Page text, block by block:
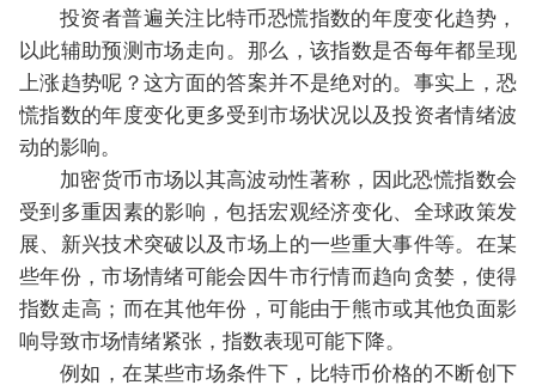
投资者普遍关注比特币恐慌指数的年度变化趋势，
以此辅助预测市场走向。那么，该指数是否每年都呈现
上涨趋势呢？这方面的答案并不是绝对的。事实上，恐
慌指数的年度变化更多受到市场状况以及投资者情绪波
动的影响。
加密货币市场以其高波动性著称，因此恐慌指数会
受到多重因素的影响，包括宏观经济变化、全球政策发
展、新兴技术突破以及市场上的一些重大事件等。在某
些年份，市场情绪可能会因牛市行情而趋向贪婪，使得
指数走高；而在其他年份，可能由于熊市或其他负面影
响导致市场情绪紧张，指数表现可能下降。
例如，在某些市场条件下，比特币价格的不断创下